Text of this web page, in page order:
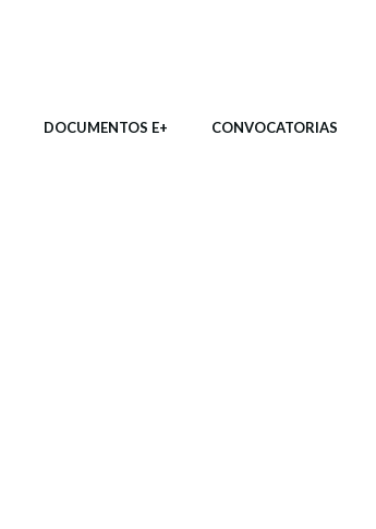
DOCUMENTOS E+ CONVOCATORIAS